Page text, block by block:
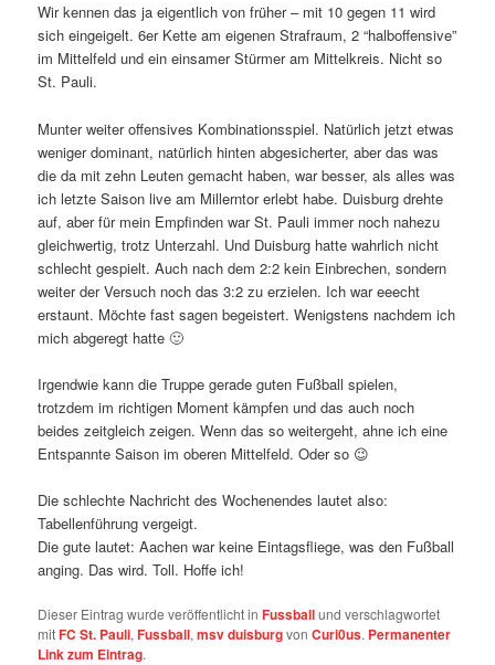
Wir kennen das ja eigentlich von früher – mit 10 gegen 11 wird
sich eingeigelt. 6er Kette am eigenen Strafraum, 2 “halboffensive”
im Mittelfeld und ein einsamer Stürmer am Mittelkreis. Nicht so
St. Pauli.
Munter weiter offensives Kombinationsspiel. Natürlich jetzt etwas
weniger dominant, natürlich hinten abgesicherter, aber das was
die da mit zehn Leuten gemacht haben, war besser, als alles was
ich letzte Saison live am Millerntor erlebt habe. Duisburg drehte
auf, aber für mein Empfinden war St. Pauli immer noch nahezu
gleichwertig, trotz Unterzahl. Und Duisburg hatte wahrlich nicht
schlecht gespielt. Auch nach dem 2:2 kein Einbrechen, sondern
weiter der Versuch noch das 3:2 zu erzielen. Ich war eeecht
erstaunt. Möchte fast sagen begeistert. Wenigstens nachdem ich
mich abgeregt hatte 🙂
Irgendwie kann die Truppe gerade guten Fußball spielen,
trotzdem im richtigen Moment kämpfen und das auch noch
beides zeitgleich zeigen. Wenn das so weitergeht, ahne ich eine
Entspannte Saison im oberen Mittelfeld. Oder so 😉
Die schlechte Nachricht des Wochenendes lautet also:
Tabellenführung vergeigt.
Die gute lautet: Aachen war keine Eintagsfliege, was den Fußball
anging. Das wird. Toll. Hoffe ich!
Dieser Eintrag wurde veröffentlicht inFussballund verschlagwortet
mitFC St. Pauli,Fussball,msv duisburgvonCuri0us. Permanenter
Link zum Eintrag.